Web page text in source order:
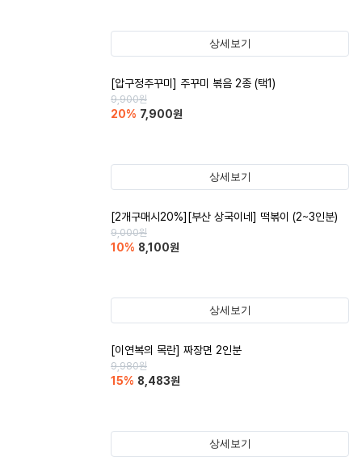
상세보기
[압구정주꾸미] 주꾸미 볶음 2종 (택1)
9,900원
20% 7,900원
상세보기
[2개구매시20%][부산 상국이네] 떡볶이 (2~3인분)
9,000원
10% 8,100원
상세보기
[이연복의 목란] 짜장면 2인분
9,980원
15% 8,483원
상세보기